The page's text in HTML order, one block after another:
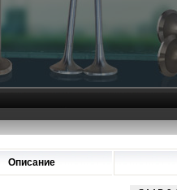
Описание